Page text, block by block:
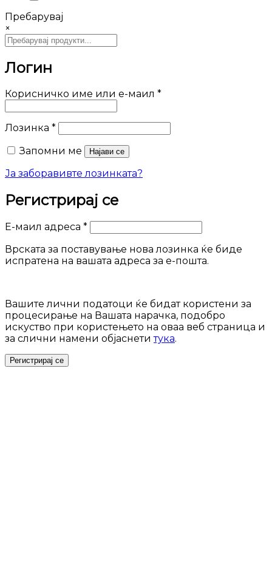
Пребарувај
×
Логин
Корисничко име или е-маил *Задолжително
Лозинка *Задолжително
Запомни ме Најави се
Ја заборавивте лозинката?
Регистрирај се
Е-маил адреса *Задолжително
Врската за поставување нова лозинка ќе биде
испратена на вашата адреса за е-пошта.
Вашите лични податоци ќе бидат користени за
процесирање на Вашата нарачка, подобро
искуство при користењето на оваа веб страница и
за слични намени објаснетитука.
Регистрирај се